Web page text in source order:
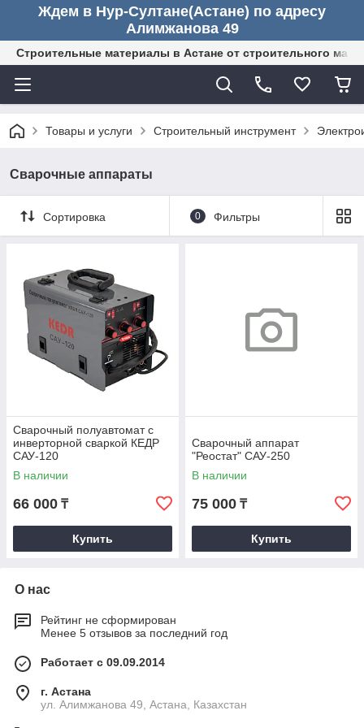
Ждем в Нур-Султане(Астане) по адресу
Алимжанова 49
Строительные материалы в Астане от строительного
Товары и услуги Строительный инструмент
Сварочные аппараты
Сортировка 0 Фильтры
Сварочный полуавтомат с
инверторной сваркой КЕДР
САУ-120
В наличии
66 000 ₸
Купить
Сварочный аппарат
"Реостат" САУ-250
В наличии
75 000 ₸
Купить
О нас
Рейтинг не сформирован
Менее 5 отзывов за последний год
Работает с 09.09.2014
г. Астана
ул. Алимжанова 49, Астана, Казахстан